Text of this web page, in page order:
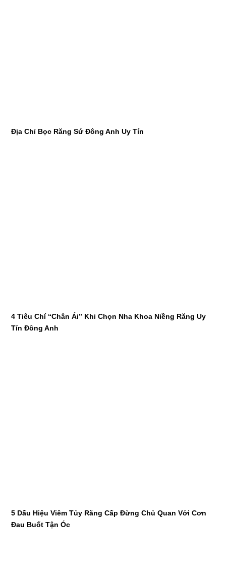
Địa Chỉ Bọc Răng Sứ Đông Anh Uy Tín
4 Tiêu Chí “Chân Ái” Khi Chọn Nha Khoa Niềng Răng Uy
Tín Đông Anh
5 Dấu Hiệu Viêm Tủy Răng Cấp Đừng Chủ Quan Với Cơn
Đau Buốt Tận Óc